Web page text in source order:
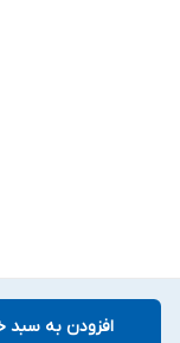
افزودن به سبد